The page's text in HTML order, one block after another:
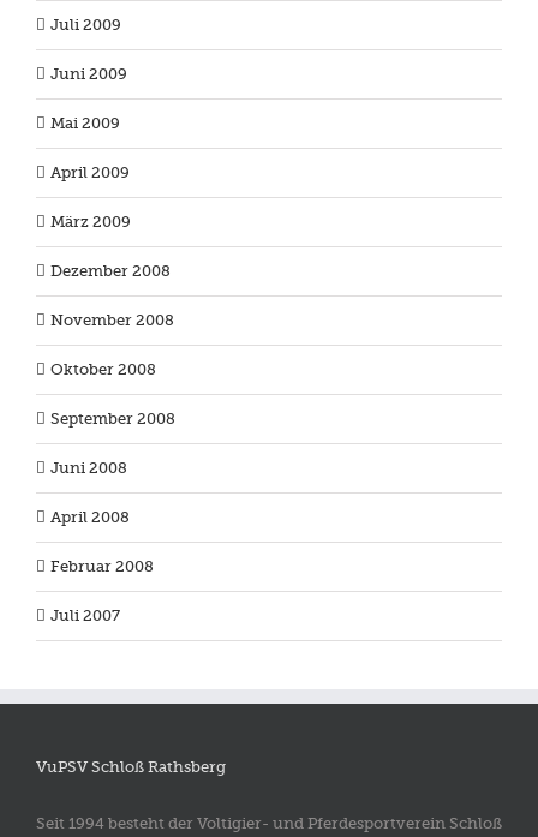
Juli 2009
Juni 2009
Mai 2009
April 2009
März 2009
Dezember 2008
November 2008
Oktober 2008
September 2008
Juni 2008
April 2008
Februar 2008
Juli 2007
VuPSV Schloß Rathsberg
Seit 1994 besteht der Voltigier- und Pferdesportverein Schloß